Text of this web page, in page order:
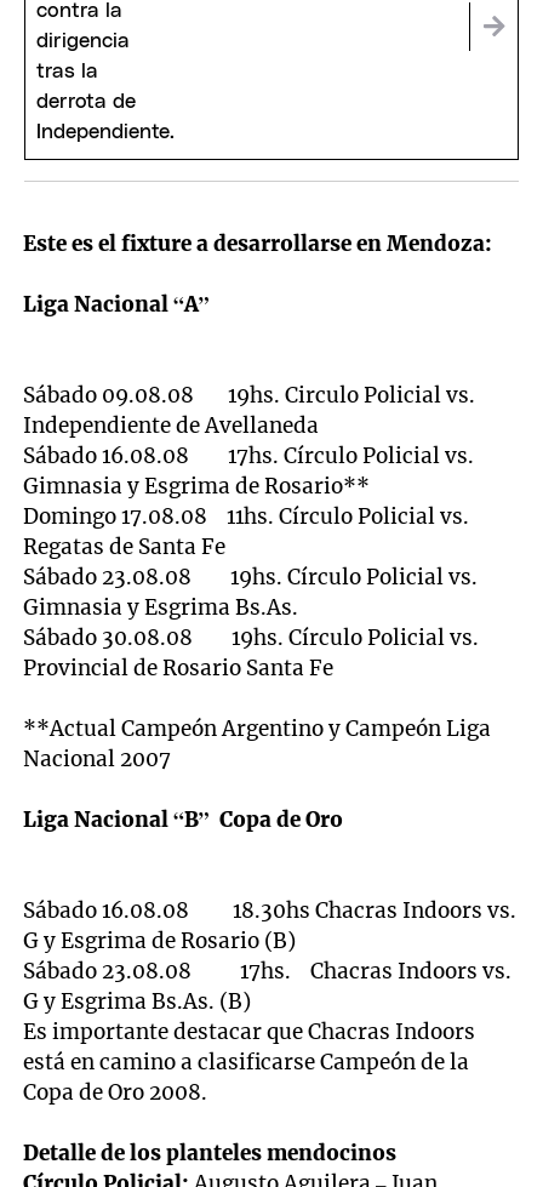
Este es el fixture a desarrollarse en Mendoza:
Liga Nacional “A”
Sábado 09.08.08 19hs. Circulo Policial vs.
Independiente de Avellaneda
Sábado 16.08.08 17hs. Círculo Policial vs.
Gimnasia y Esgrima de Rosario**
Domingo 17.08.08 11hs. Círculo Policial vs.
Regatas de Santa Fe
Sábado 23.08.08 19hs. Círculo Policial vs.
Gimnasia y Esgrima Bs.As.
Sábado 30.08.08 19hs. Círculo Policial vs.
Provincial de Rosario Santa Fe
**Actual Campeón Argentino y Campeón Liga
Nacional 2007
Liga Nacional “B” Copa de Oro
Sábado 16.08.08 18.30hs Chacras Indoors vs.
G y Esgrima de Rosario (B)
Sábado 23.08.08 17hs. Chacras Indoors vs.
G y Esgrima Bs.As. (B)
Es importante destacar que Chacras Indoors
está en camino a clasificarse Campeón de la
Copa de Oro 2008.
Detalle de los planteles mendocinos